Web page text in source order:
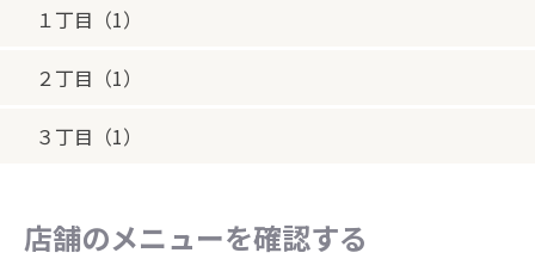
１丁目（1）
２丁目（1）
３丁目（1）
店舗のメニューを確認する